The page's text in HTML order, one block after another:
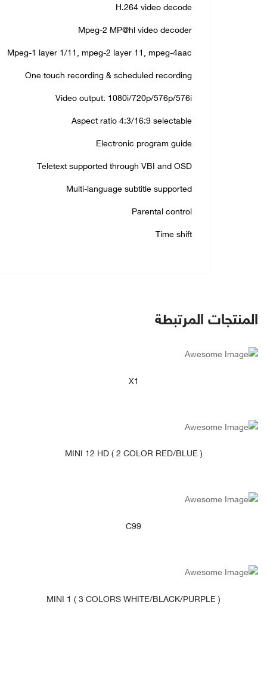
H.264 video decode
Mpeg-2 MP@hl video decoder
Mpeg-1 layer 1/11, mpeg-2 layer 11, mpeg-4aac
One touch recording & scheduled recording
Video output: 1080i/720p/576p/576i
Aspect ratio 4:3/16:9 selectable
Electronic program guide
Teletext supported through VBI and OSD
Multi-language subtitle supported
Parental control
Time shift
المرتبطة
MINI 12 HD ( 2 COLOR RED/BLUE )
C99
MINI 1 ( 3 COLORS WHITE/BLACK/PURPLE )